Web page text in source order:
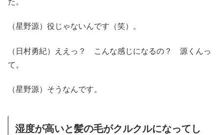
た。
（星野源）役じゃないんです（笑）。
（日村勇紀）ええっ？ こんな感じになるの？ 源くんっ
て。
（星野源）そうなんです。
湿度が高いと髪の毛がクルクルになってし